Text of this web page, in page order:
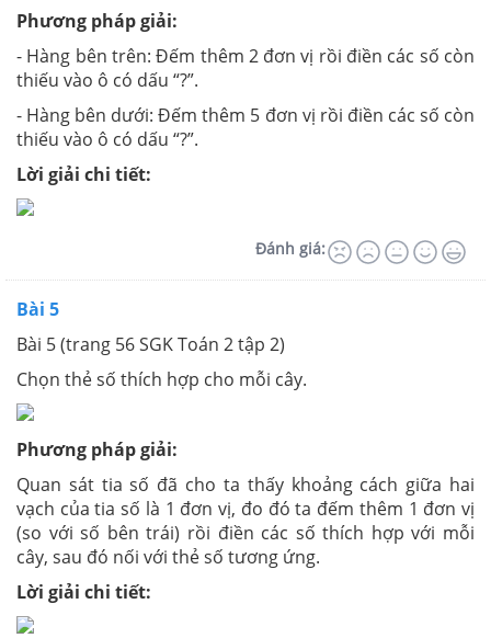
Phương pháp giải:
- Hàng bên trên: Đếm thêm 2 đơn vị rồi điền các số còn
thiếu vào ô có dấu “?”.
- Hàng bên dưới: Đếm thêm 5 đơn vị rồi điền các số còn
thiếu vào ô có dấu “?”.
Lời giải chi tiết:
Đánh giá:
Bài 5
Bài 5 (trang 56 SGK Toán 2 tập 2)
Chọn thẻ số thích hợp cho mỗi cây.
Phương pháp giải:
Quan sát tia số đã cho ta thấy khoảng cách giữa hai
vạch của tia số là 1 đơn vị, đo đó ta đếm thêm 1 đơn vị
(so với số bên trái) rồi điền các số thích hợp với mỗi
cây, sau đó nối với thẻ số tương ứng.
Lời giải chi tiết: